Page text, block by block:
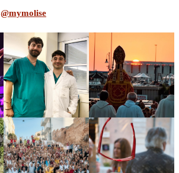
@mymolise